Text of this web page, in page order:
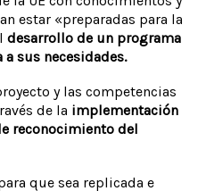
estar «preparadas para la
desarrollo de un programa
sus necesidades.
y las competencias
de la implementación
reconocimiento del
que sea replicada e